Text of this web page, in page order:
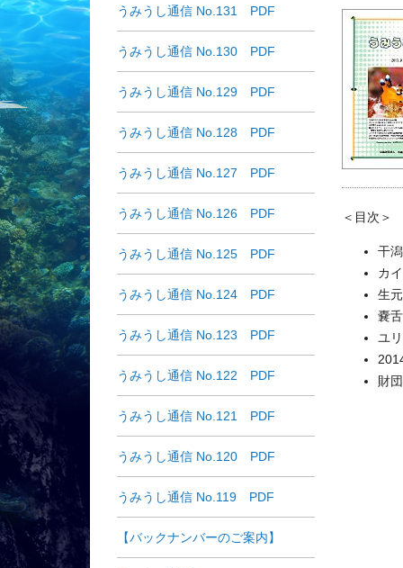
うみうし通信 No.131 PDF
うみうし通信 No.130 PDF
うみうし通信 No.129 PDF
うみうし通信 No.128 PDF
うみうし通信 No.127 PDF
うみうし通信 No.126 PDF
うみうし通信 No.125 PDF
うみうし通信 No.124 PDF
うみうし通信 No.123 PDF
うみうし通信 No.122 PDF
うみうし通信 No.121 PDF
うみうし通信 No.120 PDF
うみうし通信 No.119 PDF
【バックナンバーのご案内】
＜目次＞
干
カ
生
嚢
ユ
財